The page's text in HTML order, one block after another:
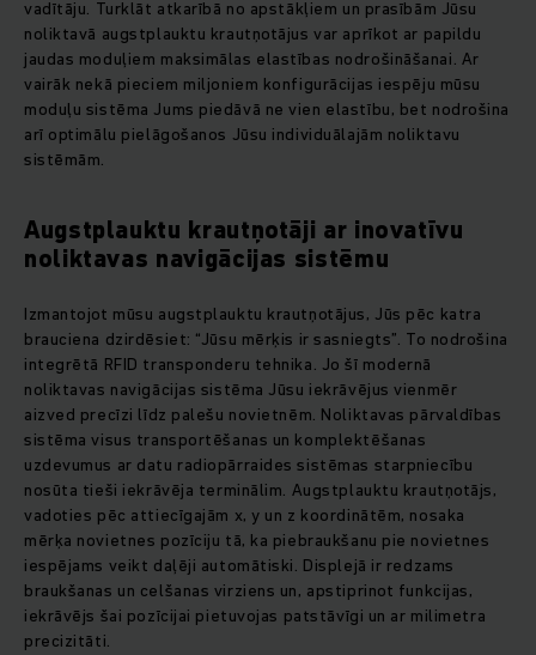
vadītāju. Turklāt atkarībā no apstākļiem un prasībām Jūsu
noliktavā augstplauktu krautņotājus var aprīkot ar papildu
jaudas moduļiem maksimālas elastības nodrošināšanai. Ar
vairāk nekā pieciem miljoniem konfigurācijas iespēju mūsu
moduļu sistēma Jums piedāvā ne vien elastību, bet nodrošina
arī optimālu pielāgošanos Jūsu individuālajām noliktavu
sistēmām.
Augstplauktu krautņotāji ar inovatīvu
noliktavas navigācijas sistēmu
Izmantojot mūsu augstplauktu krautņotājus, Jūs pēc katra
brauciena dzirdēsiet: “Jūsu mērķis ir sasniegts”. To nodrošina
integrētā RFID transponderu tehnika. Jo šī modernā
noliktavas navigācijas sistēma Jūsu iekrāvējus vienmēr
aizved precīzi līdz palešu novietnēm. Noliktavas pārvaldības
sistēma visus transportēšanas un komplektēšanas
uzdevumus ar datu radiopārraides sistēmas starpniecību
nosūta tieši iekrāvēja terminālim. Augstplauktu krautņotājs,
vadoties pēc attiecīgajām x, y un z koordinātēm, nosaka
mērķa novietnes pozīciju tā, ka piebraukšanu pie novietnes
iespējams veikt daļēji automātiski. Displejā ir redzams
braukšanas un celšanas virziens un, apstiprinot funkcijas,
iekrāvējs šai pozīcijai pietuvojas patstāvīgi un ar milimetra
precizitāti.